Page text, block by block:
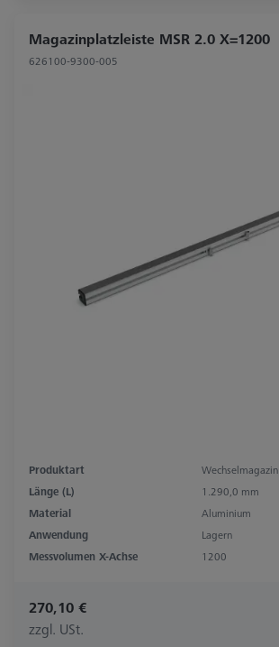
Magazinplatzleiste MSR 2.0 X=1200
626100-9300-005
Produktart
Wechselmagazin
Länge (L)
1.290,0 mm
Material
Aluminium
Anwendung
Lagern
Messvolumen X-Achse
1200
270,10 €
zzgl. USt.